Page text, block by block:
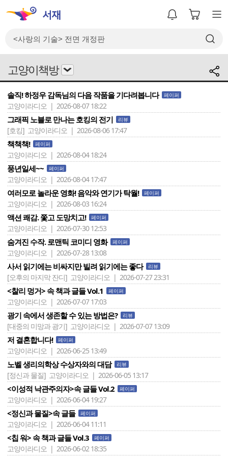
고양이책방
솔직! 하정우 감독님의 다음 작품을 기다려봅니다 페이퍼
고양이라디오 | 2026-08-07 18:22
그래픽 노블로 만나는 호킹의 전기 리뷰
[호킹] 고양이라디오 | 2026-08-06 17:47
책책책! 페이퍼
고양이라디오 | 2026-08-04 18:24
풍년일세~~ 페이퍼
고양이라디오 | 2026-08-04 17:47
여러모로 놀라운 영화! 음악와 연기가 탁월! 페이퍼
고양이라디오 | 2026-08-03 16:24
액션 쾌감. 쫓고 도망치고! 페이퍼
고양이라디오 | 2026-07-30 12:53
숨겨진 수작. 로맨틱 코미디 영화 페이퍼
고양이라디오 | 2026-07-28 13:08
사서 읽기에는 비싸지만 빌려 읽기에는 좋다 리뷰
[오후의 마지막 잔디] 고양이라디오 | 2026-07-27 23:31
<찰리 멍거> 속 책과 글들 Vol.1 페이퍼
고양이라디오 | 2026-07-07 17:03
광기 속에서 생존할 수 있는 방법은? 리뷰
[대중의 미망과 광기] 고양이라디오 | 2026-07-07 13:09
저 결혼합니다! 페이퍼
고양이라디오 | 2026-06-25 13:49
노벨 생리의학상 수상자와의 대담 리뷰
[정신과 물질] 고양이라디오 | 2026-06-05 13:17
<이성적 낙관주의자>속 글들 Vol.2 페이퍼
고양이라디오 | 2026-06-04 19:27
<정신과 물질>속 글들 페이퍼
고양이라디오 | 2026-06-04 11:11
<칩 워> 속 책과 글들 Vol.3 페이퍼
고양이라디오 | 2026-06-02 18:35